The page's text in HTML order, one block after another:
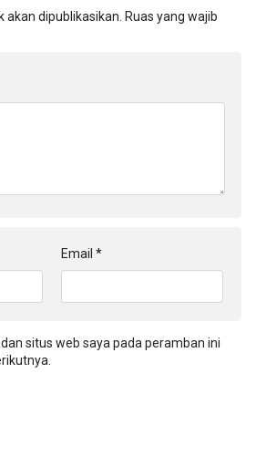
akan dipublikasikan. Ruas yang wajib
Email *
situs web saya pada peramban ini